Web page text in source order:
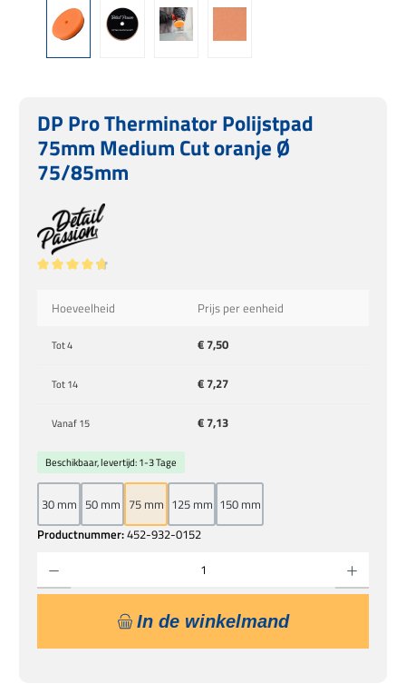
DP Pro Therminator Polijstpad
75mm Medium Cut oranje Ø
75/85mm
Hoeveelheid
Prijs per eenheid
Tot4 € 7,50
Tot14 € 7,27
Vanaf15 € 7,13
Productnummer:452-932-0152
Beschikbaar, levertijd: 1-3 Tage
30 mm 50 mm 75 mm 125 mm 150 mm
In de winkelmand